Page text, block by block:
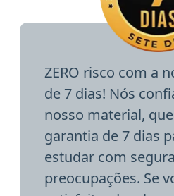
ZERO risco com a
de 7 dias! Nós
nosso material,
garantia de 7 dias
estudar com
preocupações. Se